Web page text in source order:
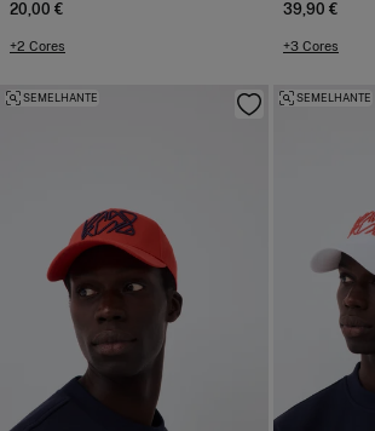
20,00 €
+2 Cores
39,90 €
+3 Cores
SEMELHANTE SEMELHANTE